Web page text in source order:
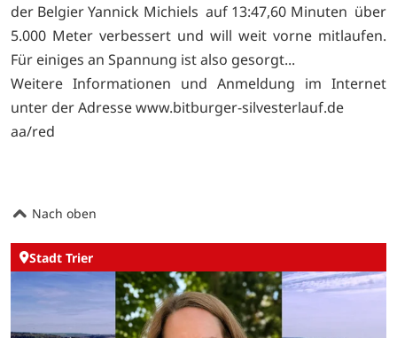
der Belgier Yannick Michiels auf 13:47,60 Minuten über
5.000 Meter verbessert und will weit vorne mitlaufen.
Für einiges an Spannung ist also gesorgt...
Weitere Informationen und Anmeldung im Internet
unter der Adressewww.bitburger-silvesterlauf.de
aa/red
Nach oben
Stadt Trier